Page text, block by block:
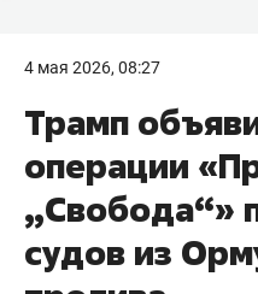
4 мая 2026, 08:27
Трамп
операции
„Свобода“»
судов из